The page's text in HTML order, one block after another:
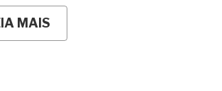
MAIS
COMPREI